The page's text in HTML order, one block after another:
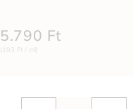
5.790 Ft
(193 Ft / ml)